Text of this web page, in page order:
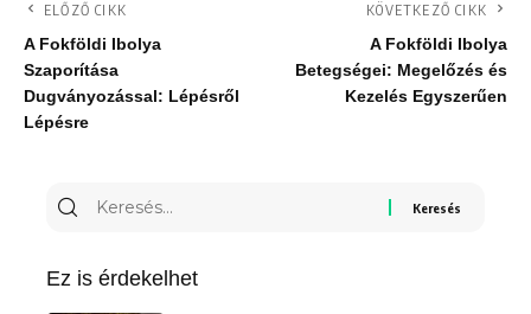
ELŐZŐ CIKK
A Fokföldi Ibolya
Szaporítása
Dugványozással: Lépésről
Lépésre
KÖVETKEZŐ CIKK
A Fokföldi Ibolya
Betegségei: Megelőzés és
Kezelés Egyszerűen
Keresés
Ez is érdekelhet